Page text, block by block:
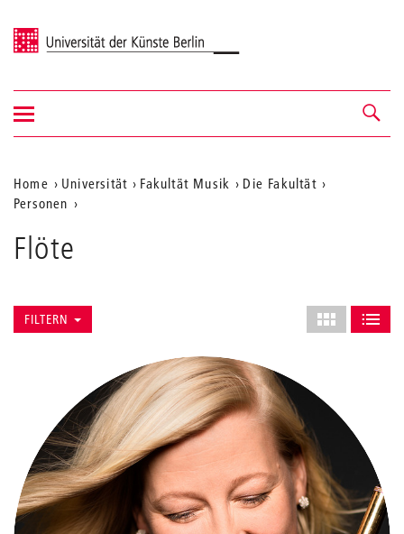
Universität der Künste Berlin
Navigation &
Suche
Navigation
ein-/ausblenden
Aktuelle
Position
auf
Home Universität Fakultät Musik
Die Fakultät
Personen
Flöte
Layout
des
anpassen
ALS GRIDALS
FILTERN